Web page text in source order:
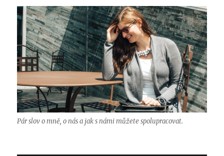
Pár slov o mně, o nás a jak s námi můžete spolupracovat.